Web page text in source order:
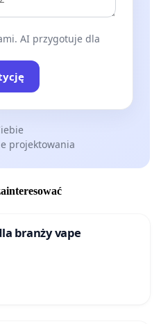
AI przygotuje dla
projektowania
branży vape